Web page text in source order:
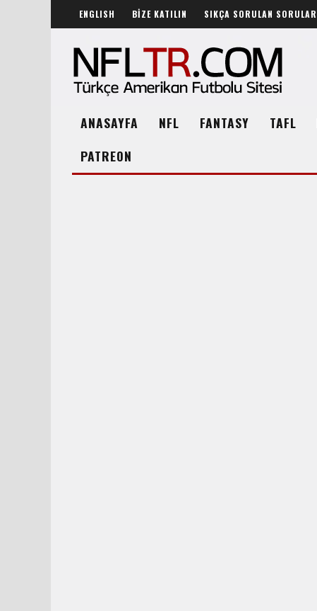
ENGLISH BİZE KATILIN SIKÇA SORULAN SORULAR
ANASAYFA NFL FANTASY TAFL
PATREON